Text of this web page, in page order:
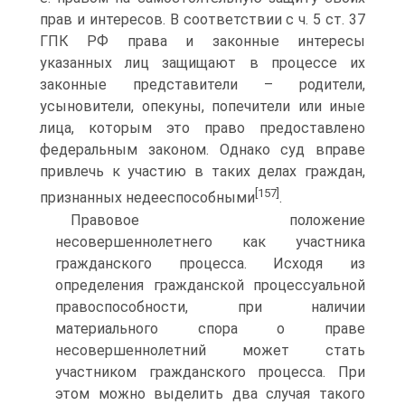
прав и интересов. В соответствии с ч. 5 ст. 37
ГПК РФ права и законные интересы
указанных лиц защищают в процессе их
законные представители – родители,
усыновители, опекуны, попечители или иные
лица, которым это право предоставлено
федеральным законом. Однако суд вправе
привлечь к участию в таких делах граждан,
признанных недееспособными [157] .
Правовое положение
несовершеннолетнего как участника
гражданского процесса. Исходя из
определения гражданской процессуальной
правоспособности, при наличии
материального спора о праве
несовершеннолетний может стать
участником гражданского процесса. При
этом можно выделить два случая такого